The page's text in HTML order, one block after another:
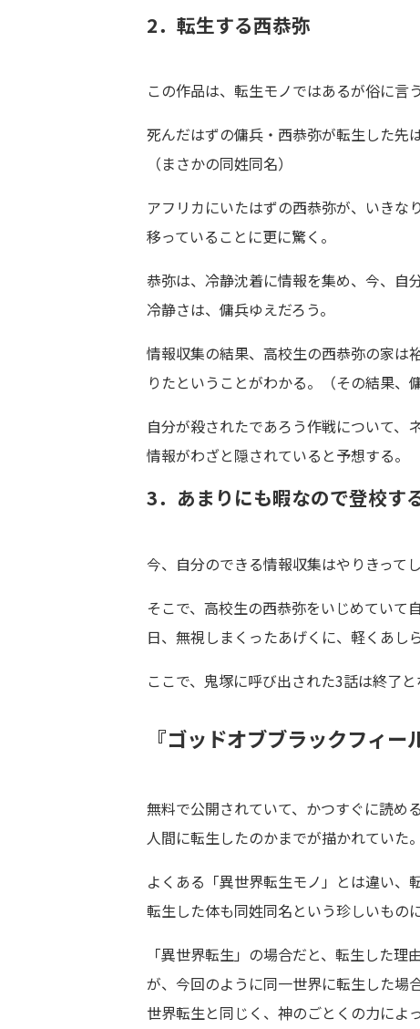
2．転生する西恭弥
この作品は、転生モノではあるが俗に言
死んだはずの傭兵・西恭弥が転生した先
（まさかの同姓同名）
アフリカにいたはずの西恭弥が、いきな
移っていることに更に驚く。
恭弥は、冷静沈着に情報を集め、今、自
冷静さは、傭兵ゆえだろう。
情報収集の結果、高校生の西恭弥の家は
りたということがわかる。（その結果、
自分が殺されたであろう作戦について、
情報がわざと隠されていると予想する。
3．あまりにも暇なので登校す
今、自分のできる情報収集はやりきって
そこで、高校生の西恭弥をいじめていて
日、無視しまくったあげくに、軽くあし
ここで、鬼塚に呼び出された3話は終了と
『ゴッドオブブラックフィ
無料で公開されていて、かつすぐに読め
人間に転生したのかまでが描かれていた。
よくある「異世界転生モノ」とは違い、
転生した体も同姓同名という珍しいもの
「異世界転生」の場合だと、転生した
が、今回のように同一世界に転生した場
世界転生と同じく、神のごとくの力によ